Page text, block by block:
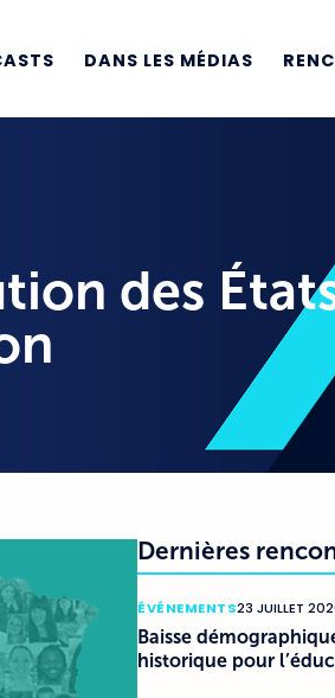
DANS LES MÉDIAS
des
Dernières
ÉVÉNEMENTS23 JUILLET
Baisse
historique pour